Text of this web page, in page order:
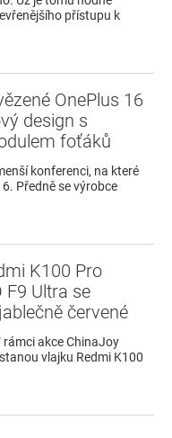
přístupu k
OnePlus 16
design s
foťáků
konferenci, na které
Předně se výrobce
K100 Pro
F9 Ultra se
červené
akce ChinaJoy
vlajku Redmi K100